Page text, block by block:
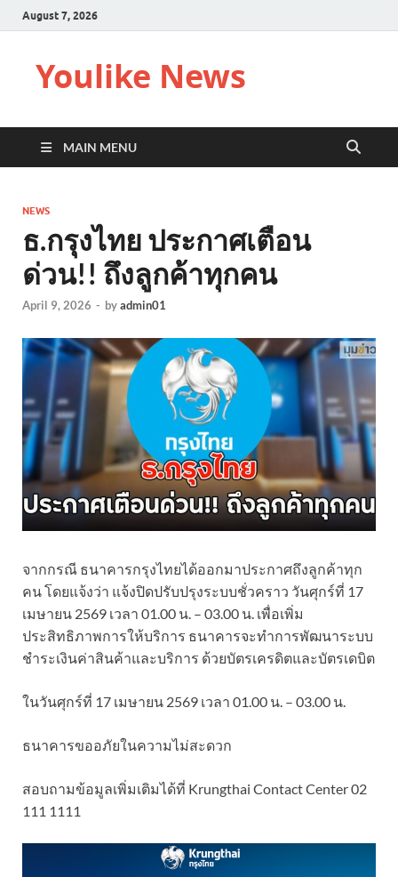
August 7, 2026
Youlike News
MAIN MENU
NEWS
ธ.กรุงไทย ประกาศเตือน
ด่วน!! ถึงลูกค้าทุกคน
April 9, 2026 - byadmin01
จากกรณี ธนาคารกรุงไทยได้ออกมาประกาศถึงลูกค้าทุก
คน โดยแจ้งว่า แจ้งปิดปรับปรุงระบบชั่วคราว วันศุกร์ที่ 17
เมษายน 2569 เวลา 01.00 น. – 03.00 น. เพื่อเพิ่ม
ประสิทธิภาพการให้บริการ ธนาคารจะทำการพัฒนาระบบ
ชำระเงินค่าสินค้าและบริการ ด้วยบัตรเครดิตและบัตรเดบิต
ในวันศุกร์ที่ 17 เมษายน 2569 เวลา 01.00 น. – 03.00 น.
ธนาคารขออภัยในความไม่สะดวก
สอบถามข้อมูลเพิ่มเติมได้ที่ Krungthai Contact Center 02
111 1111